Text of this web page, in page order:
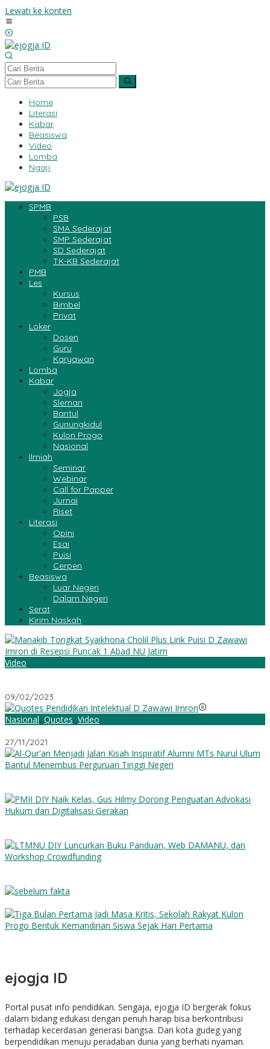
Lewati ke konten
Home
Literasi
Kabar
Beasiswa
Video
Lomba
Ngaji
SPMB
PSB
SMA Sederajat
SMP Sederajat
SD Sederajat
TK-KB Sederajat
PMB
Les
Kursus
Bimbel
Privat
Loker
Dosen
Guru
Karyawan
Lomba
Kabar
Jogja
Sleman
Bantul
Gunungkidul
Kulon Progo
Nasional
Ilmiah
Seminar
Webinar
Call for Papper
Jurnai
Riset
Literasi
Opini
Esai
Puisi
Cerpen
Beasiswa
Luar Negeri
Dalam Negeri
Serat
Kirim Naskah
Video
09/02/2023
Nasional, Quotes, Video
27/11/2021
ejogja ID
Portal pusat info pendidikan. Sengaja, ejogja ID bergerak fokus
dalam bidang edukasi dengan penuh harap bisa berkontribusi
terhadap kecerdasan generasi bangsa. Dari kota gudeg yang
berpendidikan menuju peradaban dunia yang berhati nyaman.